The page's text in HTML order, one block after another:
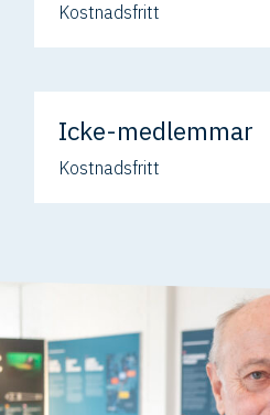
Kostnadsfritt
Icke-medlemmar
Kostnadsfritt